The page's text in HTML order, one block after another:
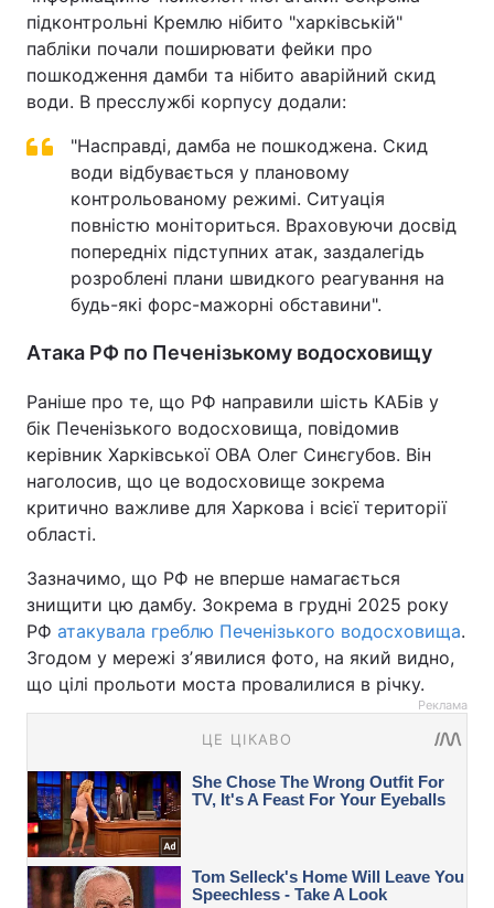
підконтрольні Кремлю нібито "харківській"
пабліки почали поширювати фейки про
пошкодження дамби та нібито аварійний скид
води. В пресслужбі корпусу додали:
"Насправді, дамба не пошкоджена. Скид
води відбувається у плановому
контрольованому режимі. Ситуація
повністю моніториться. Враховуючи досвід
попередніх підступних атак, заздалегідь
розроблені плани швидкого реагування на
будь-які форс-мажорні обставини".
Атака РФ по Печенізькому водосховищу
Раніше про те, що РФ направили шість КАБів у
бік Печенізького водосховища, повідомив
керівник Харківської ОВА Олег Синєгубов. Він
наголосив, що це водосховище зокрема
критично важливе для Харкова і всієї території
області.
Зазначимо, що РФ не вперше намагається
знищити цю дамбу. Зокрема в грудні 2025 року
РФ атакувала греблю Печенізького водосховища.
Згодом у мережі зʼявилися фото, на який видно,
що цілі прольоти моста провалилися в річку.
Реклама